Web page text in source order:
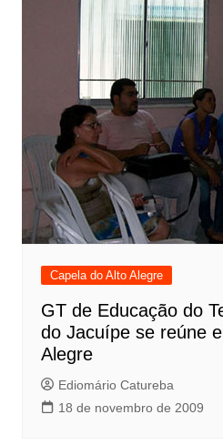
Capela do Alto Alegre
GT de Educação do
do Jacuípe se reúne
Alegre
Ediomário Catureba
18 de novembro de 2009